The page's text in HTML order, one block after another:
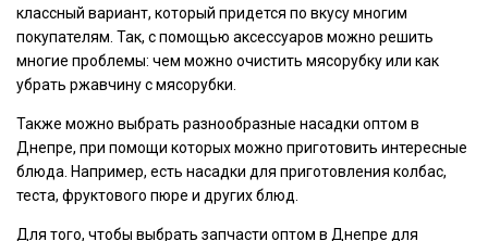
классный вариант, который придется по вкусу многим
покупателям. Так, с помощью аксессуаров можно решить
многие проблемы: чем можно очистить мясорубку или как
убрать ржавчину с мясорубки.
Также можно выбрать разнообразные насадки оптом в
Днепре, при помощи которых можно приготовить интересные
блюда. Например, есть насадки для приготовления колбас,
теста, фруктового пюре и других блюд.
Для того, чтобы выбрать запчасти оптом в Днепре для